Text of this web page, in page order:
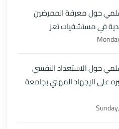
حول معرفة الممرضين
في مستشفيات تعز
حول الاستعداد النفسي
على الإجهاد المهني بجامعة